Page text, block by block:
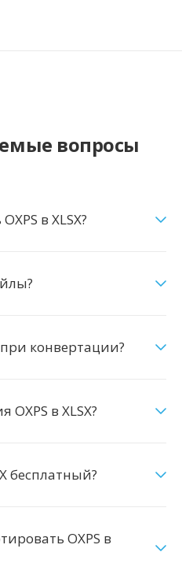
вопросы
в XLSX?
конвертации?
в XLSX?
бесплатный?
OXPS в